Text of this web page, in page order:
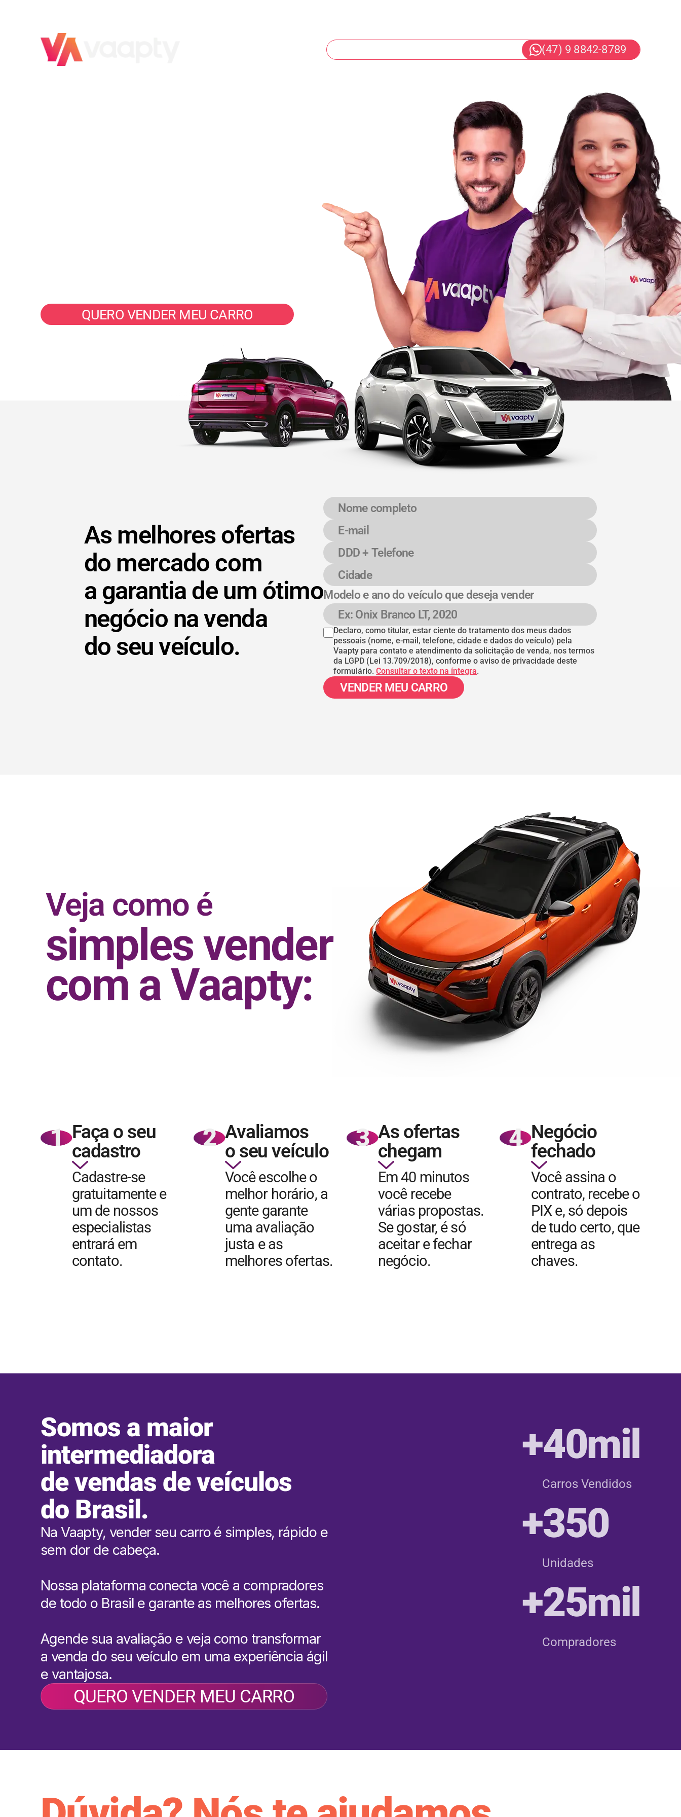
(47) 9 8842-8789
QUERO VENDER MEU CARRO
As melhores ofertas
do mercado com
a garantia de um ótimo
negócio na venda
do seu veículo.
Nome completo
E-mail
DDD + Telefone
Cidade
Modelo e ano do veículo que deseja vender
Modelo e ano do veículo
Declaro, como titular, estar ciente do tratamento dos meus dados
pessoais (nome, e-mail, telefone, cidade e dados do veículo) pela
Vaapty para contato e atendimento da solicitação de venda, nos termos
da LGPD (Lei 13.709/2018), conforme o aviso de privacidade deste
formulário. Consultar o texto na íntegra.
VENDER MEU CARRO
Veja como é
simples vender
com a Vaapty:
1 Faça o seu
cadastro
Cadastre-se
gratuitamente e
um de nossos
especialistas
entrará em
contato.
2 Avaliamos
o seu veículo
Você escolhe o
melhor horário, a
gente garante
uma avaliação
justa e as
melhores ofertas.
3 As ofertas
chegam
Em 40 minutos
você recebe
várias propostas.
Se gostar, é só
aceitar e fechar
negócio.
4 Negócio
fechado
Você assina o
contrato, recebe o
PIX e, só depois
de tudo certo, que
entrega as
chaves.
Somos a maior
intermediadora
de vendas de veículos
do Brasil.
Na Vaapty, vender seu carro é simples, rápido e
sem dor de cabeça.
Nossa plataforma conecta você a compradores
de todo o Brasil e garante as melhores ofertas.
Agende sua avaliação e veja como transformar
a venda do seu veículo em uma experiência ágil
e vantajosa.
QUERO VENDER MEU CARRO
+40mil
Carros Vendidos
+350
Unidades
+25mil
Compradores